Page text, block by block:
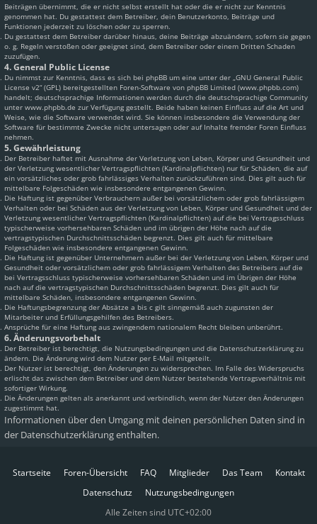
Beiträgen übernimmt, die er nicht selbst erstellt hat oder die er nicht zur Kenntnis
genommen hat. Du gestattest dem Betreiber, dein Benutzerkonto, Beiträge und
Funktionen jederzeit zu löschen oder zu sperren.
Du gestattest dem Betreiber darüber hinaus, deine Beiträge abzuändern, sofern sie gegen
o. g. Regeln verstoßen oder geeignet sind, dem Betreiber oder einem Dritten Schaden
zuzufügen.
4. General Public License
Du nimmst zur Kenntnis, dass es sich bei phpBB um eine unter der „GNU General Public
License v2“ (GPL) bereitgestellten Foren-Software von phpBB Limited (www.phpbb.com)
handelt; deutschsprachige Informationen werden durch die deutschsprachige Community
unter www.phpbb.de zur Verfügung gestellt. Beide haben keinen Einfluss auf die Art und
Weise, wie die Software verwendet wird. Sie können insbesondere die Verwendung der
Software für bestimmte Zwecke nicht untersagen oder auf Inhalte fremder Foren Einfluss
nehmen.
5. Gewährleistung
Der Betreiber haftet mit Ausnahme der Verletzung von Leben, Körper und Gesundheit und
der Verletzung wesentlicher Vertragspflichten (Kardinalpflichten) nur für Schäden, die auf
ein vorsätzliches oder grob fahrlässiges Verhalten zurückzuführen sind. Dies gilt auch für
mittelbare Folgeschäden wie insbesondere entgangenen Gewinn.
Die Haftung ist gegenüber Verbrauchern außer bei vorsätzlichem oder grob fahrlässigem
Verhalten oder bei Schäden aus der Verletzung von Leben, Körper und Gesundheit und der
Verletzung wesentlicher Vertragspflichten (Kardinalpflichten) auf die bei Vertragsschluss
typischerweise vorhersehbaren Schäden und im übrigen der Höhe nach auf die
vertragstypischen Durchschnittsschäden begrenzt. Dies gilt auch für mittelbare
Folgeschäden wie insbesondere entgangenen Gewinn.
Die Haftung ist gegenüber Unternehmern außer bei der Verletzung von Leben, Körper und
Gesundheit oder vorsätzlichem oder grob fahrlässigem Verhalten des Betreibers auf die
bei Vertragsschluss typischerweise vorhersehbaren Schäden und im Übrigen der Höhe
nach auf die vertragstypischen Durchschnittsschäden begrenzt. Dies gilt auch für
mittelbare Schäden, insbesondere entgangenen Gewinn.
Die Haftungsbegrenzung der Absätze a bis c gilt sinngemäß auch zugunsten der
Mitarbeiter und Erfüllungsgehilfen des Betreibers.
Ansprüche für eine Haftung aus zwingendem nationalem Recht bleiben unberührt.
6. Änderungsvorbehalt
Der Betreiber ist berechtigt, die Nutzungsbedingungen und die Datenschutzerklärung zu
ändern. Die Änderung wird dem Nutzer per E-Mail mitgeteilt.
Der Nutzer ist berechtigt, den Änderungen zu widersprechen. Im Falle des Widerspruchs
erlischt das zwischen dem Betreiber und dem Nutzer bestehende Vertragsverhältnis mit
sofortiger Wirkung.
Die Änderungen gelten als anerkannt und verbindlich, wenn der Nutzer den Änderungen
zugestimmt hat.
Informationen über den Umgang mit deinen persönlichen Daten sind in
der Datenschutzerklärung enthalten.
Startseite Foren-Übersicht FAQ Mitglieder Das Team
Kontakt
Datenschutz
Nutzungsbedingungen
Alle Zeiten sind UTC+02:00